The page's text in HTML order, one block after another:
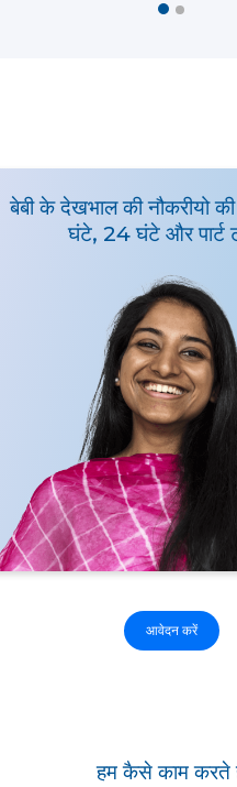
बेबी के देखभाल की नौकरीयो
घंटे, 24 घंटे और पार्ट
आवेदन करें
हम कैसे काम करते